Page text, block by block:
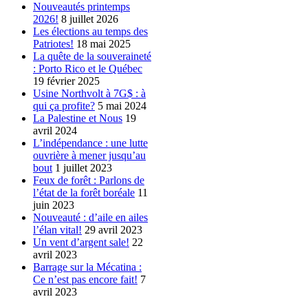
Nouveautés printemps
2026! 8 juillet 2026
Les élections au temps des
Patriotes! 18 mai 2025
La quête de la souveraineté
: Porto Rico et le Québec
19 février 2025
Usine Northvolt à 7G$ : à
qui ça profite? 5 mai 2024
La Palestine et Nous 19
avril 2024
L’indépendance : une lutte
ouvrière à mener jusqu’au
bout 1 juillet 2023
Feux de forêt : Parlons de
l’état de la forêt boréale 11
juin 2023
Nouveauté : d’aile en ailes
l’élan vital! 29 avril 2023
Un vent d’argent sale! 22
avril 2023
Barrage sur la Mécatina :
Ce n’est pas encore fait! 7
avril 2023